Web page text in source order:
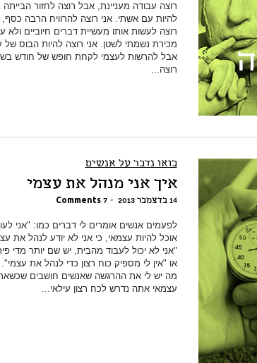
רוצה עבודה מעניינת, אבל רוצה לחזור הבייתה
להיות עם אשתי. אני רוצה להרוויח הרבה
רוצה לעשות אותו מעשיית דברים חיוביים ולא
מכירת נשמתי לשטן. אני רוצה להיות הבוס של
אבל להרשות לעצמי לקחת חופש של חודש
רוצה...
בואו נדבר על אנשים
איך אני מנהל את עצמי
14 בדצמבר 2013 •
7 Comments
לפעמים אנשים אומרים לי דברים כמו: "אני
אוכל להיות עצמאי, כי אני לא יודע לנהל את
"אני לא יכול לעבוד מהבית, יש שם יותר מדי
או "אין לי מספיק כוח רצון כדי לנהל את
מה יש לי את ההרגשה שאנשים חושבים
עצמאי אתה נדרש לכח רצון עילאי...